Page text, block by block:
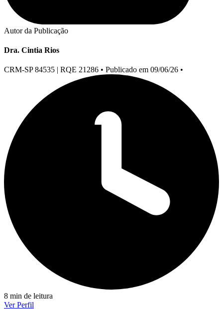
Autor da Publicação
Dra. Cintia Rios
CRM-SP 84535 | RQE 21286 • Publicado em 09/06/26 •
8 min de leitura
Ver Perfil